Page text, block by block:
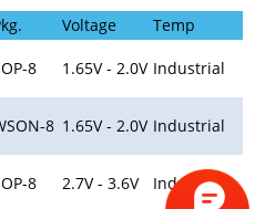
Voltage
Temp
8 1.65V - 2.0V Industrial
8 1.65V - 2.0V Industrial
8 2.7V - 3.6V Industrial